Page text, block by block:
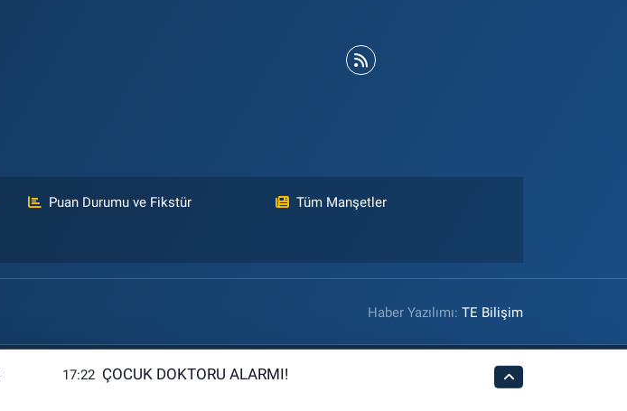
Puan Durumu ve Fikstür Tüm Manşetler
Haber Yazılımı:TE Bilişim
17:22 ÇOCUK DOKTORU ALARMI!